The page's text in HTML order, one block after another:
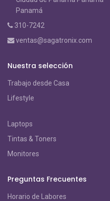
Panamá
310-7242
ventas@sagatronix.com
Nuestra selección
Trabajo desde Casa
Lifestyle
Laptops
Tintas & Toners
Monitores
Preguntas Frecuentes
Horario de Labores